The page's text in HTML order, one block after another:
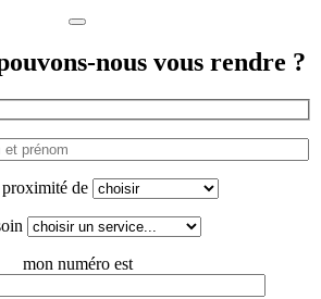
nous vous rendre ?
de
mon numéro est